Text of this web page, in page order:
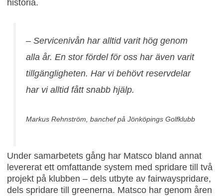
historia.
– Servicenivån har alltid varit hög genom
alla år. En stor fördel för oss har även varit
tillgängligheten. Har vi behövt reservdelar
har vi alltid fått snabb hjälp.
Markus Rehnström, banchef på Jönköpings Golfklubb
Under samarbetets gång har Matsco bland annat
levererat ett omfattande system med spridare till två
projekt på klubben – dels utbyte av fairwayspridare,
dels spridare till greenerna. Matsco har genom åren